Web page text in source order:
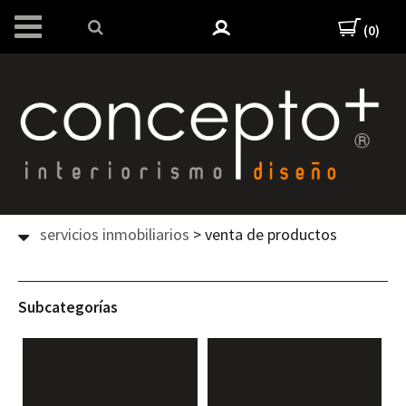
(0)
servicios inmobiliarios >venta de productos
Subcategorías